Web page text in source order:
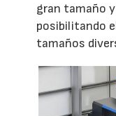
gran tamaño
posibilitando
tamaños